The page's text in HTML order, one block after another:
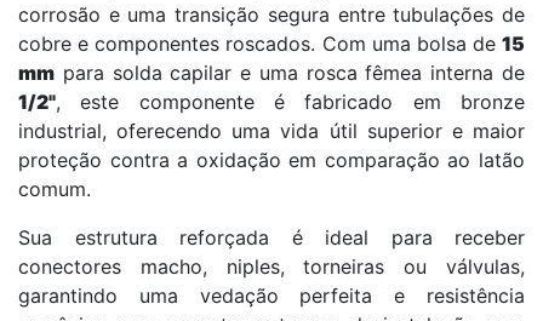
corrosão e uma transição segura entre tubulações de
cobre e componentes roscados. Com uma bolsa de 15
mm para solda capilar e uma rosca fêmea interna de
1/2", este componente é fabricado em bronze
industrial, oferecendo uma vida útil superior e maior
proteção contra a oxidação em comparação ao latão
comum.
Sua estrutura reforçada é ideal para receber
conectores macho, niples, torneiras ou válvulas,
garantindo uma vedação perfeita e resistência